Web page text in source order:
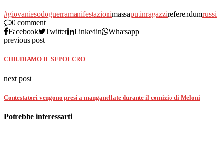
#giovaniesodoguerramanifestazionimassaputinragazzireferendum
0 comment
Facebook
Twitter Linkedin
Whatsapp
previous post
CHIUDIAMO IL SEPOLCRO
next post
Contestatori vengono presi a manganellate durante il comizio di Meloni
Potrebbe interessarti